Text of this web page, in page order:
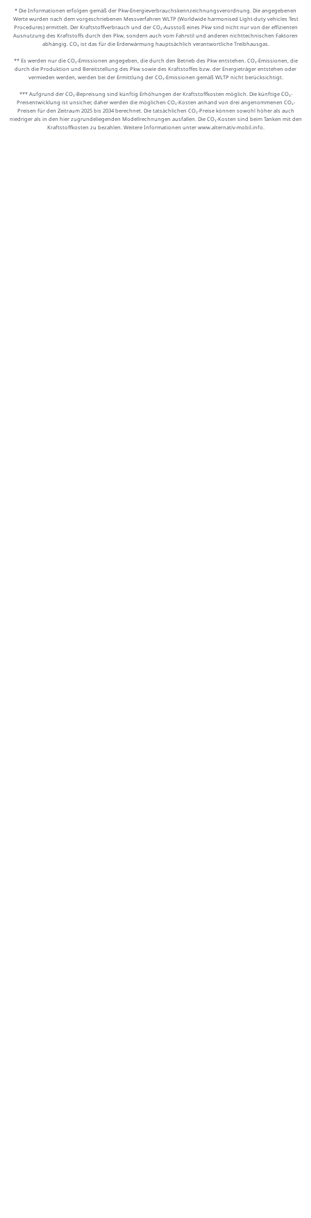
* Die Informationen erfolgen gemäß der Pkw-Energieverbrauchskennzeichnungsverordnung. Die angegebenen
Werte wurden nach dem vorgeschriebenen Messverfahren WLTP (Worldwide harmonised Light-duty vehicles Test
Procedures) ermittelt. Der Kraftstoffverbrauch und der CO₂-Ausstoß eines Pkw sind nicht nur von der effizienten
Ausnutzung des Kraftstoffs durch den Pkw, sondern auch vom Fahrstil und anderen nichttechnischen Faktoren
abhängig. CO₂ ist das für die Erderwärmung hauptsächlich verantwortliche Treibhausgas.
** Es werden nur die CO₂-Emissionen angegeben, die durch den Betrieb des Pkw entstehen. CO₂-Emissionen, die
durch die Produktion und Bereitstellung des Pkw sowie des Kraftstoffes bzw. der Energieträger entstehen oder
vermieden werden, werden bei der Ermittlung der CO₂-Emissionen gemäß WLTP nicht berücksichtigt.
*** Aufgrund der CO₂-Bepreisung sind künftig Erhöhungen der Kraftstoffkosten möglich. Die künftige CO₂-
Preisentwicklung ist unsicher, daher werden die möglichen CO₂-Kosten anhand von drei angenommenen CO₂-
Preisen für den Zeitraum 2025 bis 2034 berechnet. Die tatsächlichen CO₂-Preise können sowohl höher als auch
niedriger als in den hier zugrundeliegenden Modellrechnungen ausfallen. Die CO₂-Kosten sind beim Tanken mit den
Kraftstoffkosten zu bezahlen. Weitere Informationen unter www.alternativ-mobil.info.